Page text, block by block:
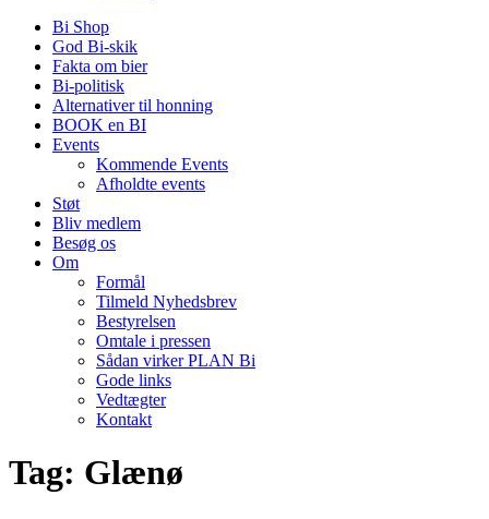
Bi Shop
God Bi-skik
Fakta om bier
Bi-politisk
Alternativer til honning
BOOK en BI
Events
Kommende Events
Afholdte events
Støt
Bliv medlem
Besøg os
Om
Formål
Tilmeld Nyhedsbrev
Bestyrelsen
Omtale i pressen
Sådan virker PLAN Bi
Gode links
Vedtægter
Kontakt
Tag: Glænø